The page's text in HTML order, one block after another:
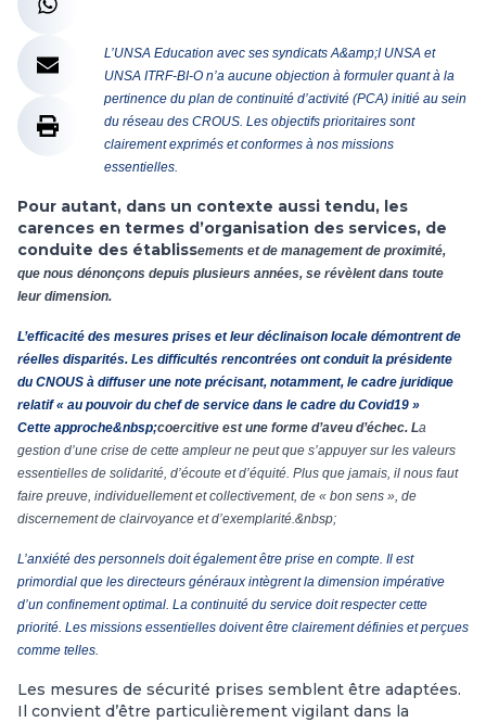
L’UNSA Education avec ses syndicats A&amp;I UNSA et
UNSA ITRF-BI-O n’a aucune objection à formuler quant à la
pertinence du plan de continuité d’activité (PCA) initié au sein
du réseau des CROUS. Les objectifs prioritaires sont
clairement exprimés et conformes à nos missions
essentielles.
Pour autant, dans un contexte aussi tendu, les
carences en termes d’organisation des services, de
conduite des établissements et de management de proximité,
que nous dénonçons depuis plusieurs années, se révèlent dans toute
leur dimension.
L’efficacité des mesures prises et leur déclinaison locale démontrent de
réelles disparités. Les difficultés rencontrées ont conduit la présidente
du CNOUS à diffuser une note précisant, notamment, le cadre juridique
relatif « au pouvoir du chef de service dans le cadre du Covid19 »
Cette approche&nbsp;coercitive est une forme d’aveu d’échec. La
gestion d’une crise de cette ampleur ne peut que s’appuyer sur les valeurs
essentielles de solidarité, d’écoute et d’équité. Plus que jamais, il nous faut
faire preuve, individuellement et collectivement, de « bon sens », de
discernement de clairvoyance et d’exemplarité.&nbsp;
L’anxiété des personnels doit également être prise en compte. Il est
primordial que les directeurs généraux intègrent la dimension impérative
d’un confinement optimal. La continuité du service doit respecter cette
priorité. Les missions essentielles doivent être clairement définies et perçues
comme telles.
Les mesures de sécurité prises semblent être adaptées.
Il convient d’être particulièrement vigilant dans la